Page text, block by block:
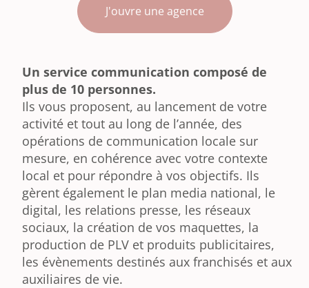
J'ouvre une agence
Un service communication composé de
plus de 10 personnes.
Ils vous proposent, au lancement de votre
activité et tout au long de l’année, des
opérations de communication locale sur
mesure, en cohérence avec votre contexte
local et pour répondre à vos objectifs. Ils
gèrent également le plan media national, le
digital, les relations presse, les réseaux
sociaux, la création de vos maquettes, la
production de PLV et produits publicitaires,
les évènements destinés aux franchisés et aux
auxiliaires de vie.